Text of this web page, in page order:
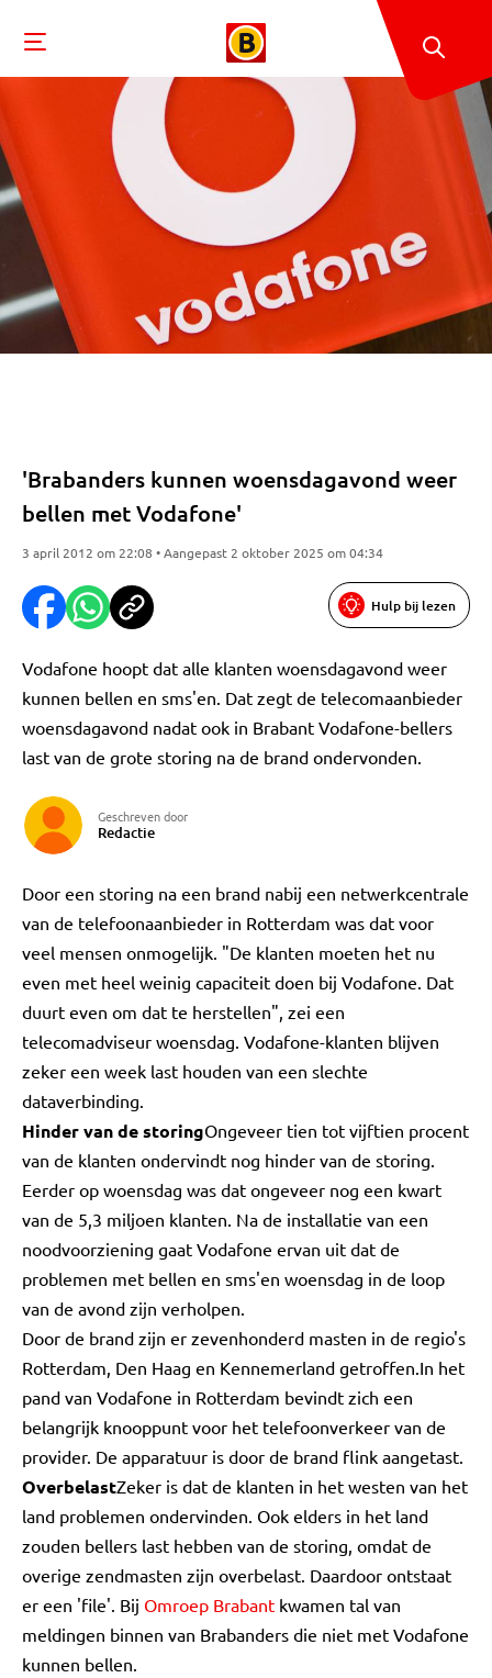
'Brabanders kunnen woensdagavond weer
bellen met Vodafone'
3 april 2012 om 22:08 • Aangepast 2 oktober 2025 om 04:34
Hulp bij lezen
Vodafone hoopt dat alle klanten woensdagavond weer
kunnen bellen en sms'en. Dat zegt de telecomaanbieder
woensdagavond nadat ook in Brabant Vodafone-bellers
last van de grote storing na de brand ondervonden.
Geschreven door
Redactie
Door een storing na een brand nabij een netwerkcentrale
van de telefoonaanbieder in Rotterdam was dat voor
veel mensen onmogelijk. "De klanten moeten het nu
even met heel weinig capaciteit doen bij Vodafone. Dat
duurt even om dat te herstellen", zei een
telecomadviseur woensdag. Vodafone-klanten blijven
zeker een week last houden van een slechte
dataverbinding.
Hinder van de storingOngeveer tien tot vijftien procent
van de klanten ondervindt nog hinder van de storing.
Eerder op woensdag was dat ongeveer nog een kwart
van de 5,3 miljoen klanten. Na de installatie van een
noodvoorziening gaat Vodafone ervan uit dat de
problemen met bellen en sms'en woensdag in de loop
van de avond zijn verholpen.
Door de brand zijn er zevenhonderd masten in de regio's
Rotterdam, Den Haag en Kennemerland getroffen.In het
pand van Vodafone in Rotterdam bevindt zich een
belangrijk knooppunt voor het telefoonverkeer van de
provider. De apparatuur is door de brand flink aangetast.
OverbelastZeker is dat de klanten in het westen van het
land problemen ondervinden. Ook elders in het land
zouden bellers last hebben van de storing, omdat de
overige zendmasten zijn overbelast. Daardoor ontstaat
er een 'file'. Bij Omroep Brabant kwamen tal van
meldingen binnen van Brabanders die niet met Vodafone
kunnen bellen.